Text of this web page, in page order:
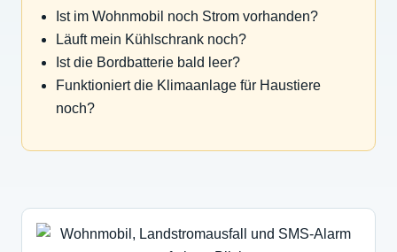
Ist im Wohnmobil noch Strom vorhanden?
Läuft mein Kühlschrank noch?
Ist die Bordbatterie bald leer?
Funktioniert die Klimaanlage für Haustiere
noch?